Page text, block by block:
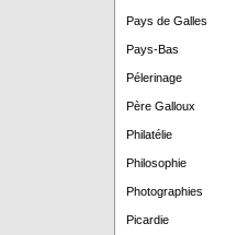
Pays de Galles
Pays-Bas
Pélerinage
Père Galloux
Philatélie
Philosophie
Photographies
Picardie